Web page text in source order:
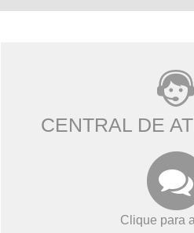
CENTRAL DE
Clique para